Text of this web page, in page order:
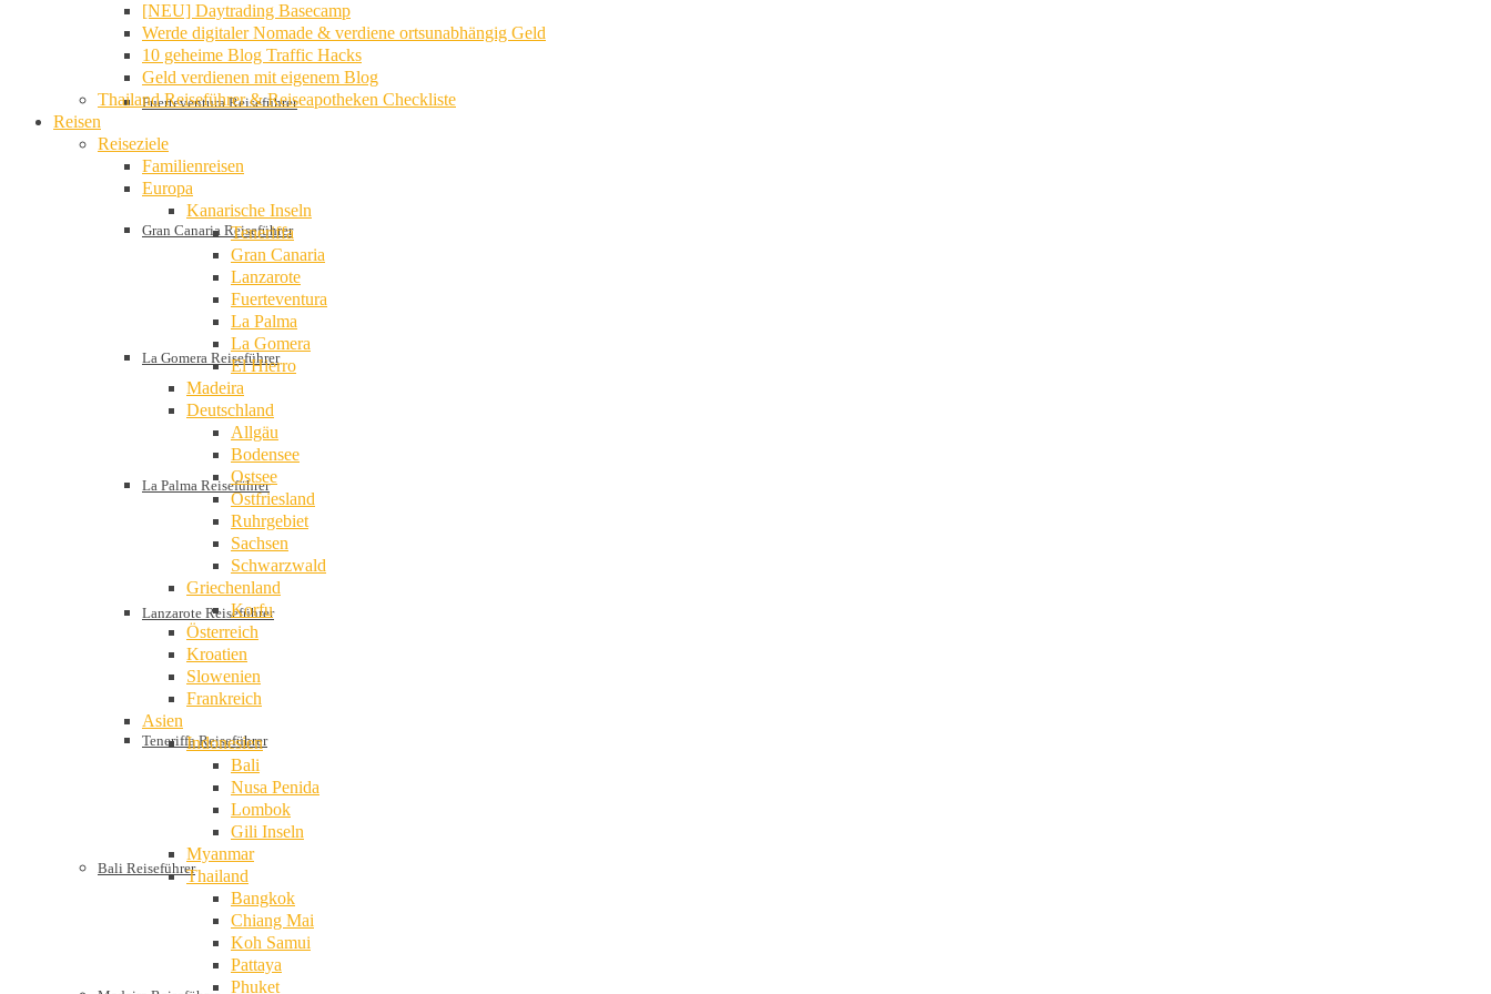
Fuerteventura Reiseführer
Gran Canaria Reiseführer
La Gomera Reiseführer
La Palma Reiseführer
Lanzarote Reiseführer
Teneriffa Reiseführer
Bali Reiseführer
[NEU] Daytrading Basecamp
Werde digitaler Nomade & verdiene ortsunabhängig Geld
10 geheime Blog Traffic Hacks
Geld verdienen mit eigenem Blog
Thailand Reiseführer & Reiseapotheken Checkliste
Reisen
Reiseziele
Familienreisen
Europa
Kanarische Inseln
Teneriffa
Gran Canaria
Lanzarote
Fuerteventura
La Palma
La Gomera
El Hierro
Madeira
Deutschland
Allgäu
Bodensee
Ostsee
Ostfriesland
Ruhrgebiet
Sachsen
Schwarzwald
Griechenland
Korfu
Österreich
Kroatien
Slowenien
Frankreich
Asien
Indonesien
Bali
Nusa Penida
Lombok
Gili Inseln
Myanmar
Thailand
Bangkok
Chiang Mai
Koh Samui
Pattaya
Phuket